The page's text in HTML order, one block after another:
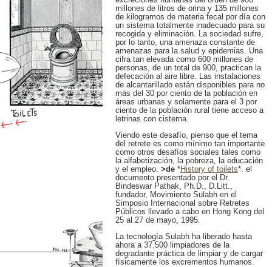
millones de litros de orina y 135 millones
de kilogramos de materia fecal por día con
un sistema totalmente inadecuado para su
recogida y eliminación. La sociedad sufre,
por lo tanto, una amenaza constante de
amenazas para la salud y epidemias. Una
cifra tan elevada como 600 millones de
personas, de un total de 900, practican la
defecación al aire libre. Las instalaciones
de alcantarillado están disponibles para no
más del 30 por ciento de la población en
áreas urbanas y solamente para el 3 por
ciento de la población rural tiene acceso a
letrinas con cisterna.
Viendo este desafío, pienso que el tema
del retrete es como mínimo tan importante
como otros desafíos sociales tales como
la alfabetización, la pobreza, la educación
y el empleo. >de *History of toilets*. el
documento presentado por el Dr.
Bindeswar Pathak, Ph.D., D.Litt.,
fundador, Movimiento Sulabh en el
Simposio Internacional sobre Retretes
Públicos llevado a cabo en Hong Kong del
25 al 27 de mayo, 1995.
La tecnología Sulabh ha liberado hasta
ahora a 37.500 limpiadores de la
degradante práctica de limpiar y de cargar
físicamente los excrementos humanos.